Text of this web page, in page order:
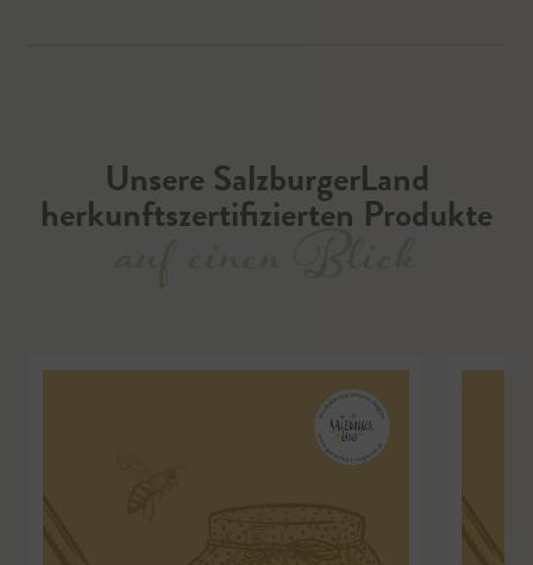
Unsere SalzburgerLand
herkunftszertifizierten Produkte
auf einen Blick